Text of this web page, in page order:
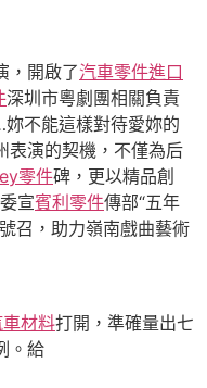
，開啟了汽車零件進口
深圳市粵劇團相關負責
不能這樣對待愛妳的
表演的契機，不僅為后
零件碑，更以精品創
宣賓利零件傳部“五年
召，助力嶺南戲曲藝術
材料打開，準確量出七
。給